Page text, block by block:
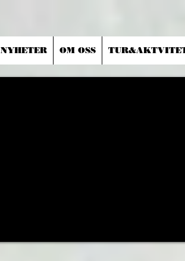
NYHETER OM OSS